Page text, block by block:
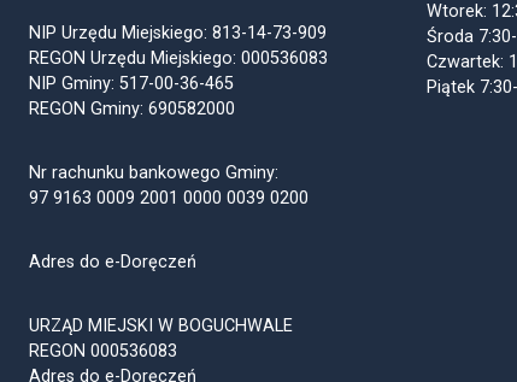
NIP Urzędu Miejskiego: 813-14-73-909
REGON Urzędu Miejskiego: 000536083
NIP Gminy: 517-00-36-465
REGON Gminy: 690582000
Nr rachunku bankowego Gminy:
97 9163 0009 2001 0000 0039 0200
Adres do e-Doręczeń
URZĄD MIEJSKI W BOGUCHWALE
REGON 000536083
Adres do e-Doręczeń
Wtorek:
Środa
Czwartek:
Piątek